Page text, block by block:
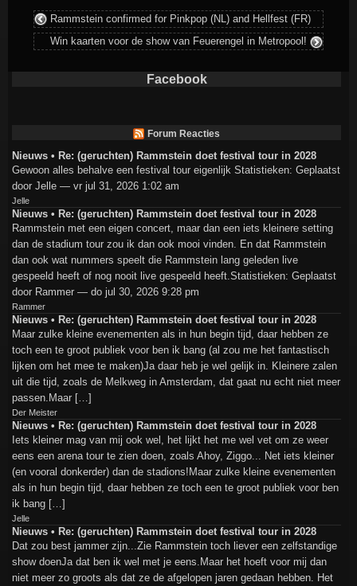
Rammstein confirmed for Pinkpop (NL) and Hellfest (FR)
Win kaarten voor de show van Feuerengel in Metropool!
Facebook
Forum Reacties
Nieuws • Re: (geruchten) Rammstein doet festival tour in 2028
Gewoon alles behalve een festival tour eigenlijk Statistieken: Geplaatst
door Jelle — vr jul 31, 2026 1:02 am
Jelle
Nieuws • Re: (geruchten) Rammstein doet festival tour in 2028
Rammstein met een eigen concert, maar dan een iets kleinere setting
dan de stadium tour zou ik dan ook mooi vinden. En dat Rammstein
dan ook wat nummers speelt die Rammstein lang geleden live
gespeeld heeft of nog nooit live gespeeld heeft.Statistieken: Geplaatst
door Rammer — do jul 30, 2026 9:28 pm
Rammer
Nieuws • Re: (geruchten) Rammstein doet festival tour in 2028
Maar zulke kleine evenementen als in hun begin tijd, daar hebben ze
toch een te groot publiek voor ben ik bang (al zou me het fantastisch
lijken om het mee te maken)Ja daar heb je wel gelijk in. Kleinere zalen
uit die tijd, zoals de Melkweg in Amsterdam, dat gaat nu echt niet meer
passen.Maar […]
Der Meister
Nieuws • Re: (geruchten) Rammstein doet festival tour in 2028
Iets kleiner mag van mij ook wel, het lijkt het me wel vet om ze weer
eens een arena tour te zien doen, zoals Ahoy, Ziggo... Net iets kleiner
(en vooral donkerder) dan de stadions!Maar zulke kleine evenementen
als in hun begin tijd, daar hebben ze toch een te groot publiek voor ben
ik bang […]
Jelle
Nieuws • Re: (geruchten) Rammstein doet festival tour in 2028
Dat zou best jammer zijn...Zie Rammstein toch liever een zelfstandige
show doenJa dat ben ik wel met je eens.Maar het hoeft voor mij dan
niet meer zo groots als dat ze de afgelopen jaren gedaan hebben. Het